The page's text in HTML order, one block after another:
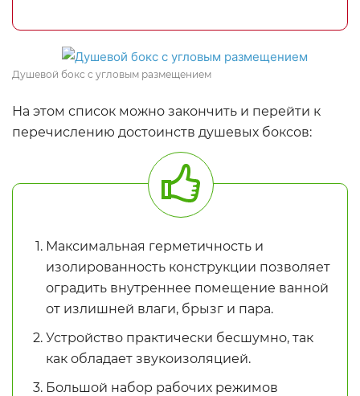
Душевой бокс с угловым размещением
На этом список можно закончить и перейти к
перечислению достоинств душевых боксов:
Максимальная герметичность и
изолированность конструкции позволяет
оградить внутреннее помещение ванной
от излишней влаги, брызг и пара.
Устройство практически бесшумно, так
как обладает звукоизоляцией.
Большой набор рабочих режимов